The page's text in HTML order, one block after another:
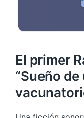
El primer
“Sueño